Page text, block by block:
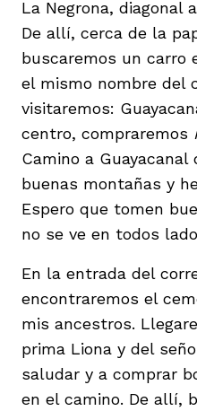
La Negrona, diagonal
De allí, cerca de la
buscaremos un carro
el mismo nombre del
visitaremos:
centro, compraremos
Camino a
buenas montañas y
Espero que tomen
no se ve en todos
En la entrada del
encontraremos el
mis ancestros.
prima Liona y del
saludar y a comprar
en el camino. De allí,